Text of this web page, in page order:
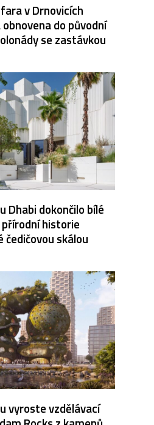
v Drnovicích
do původní
se zastávkou
Dhabi dokončilo bílé
historie
čedičovou skálou
vyroste vzdělávací